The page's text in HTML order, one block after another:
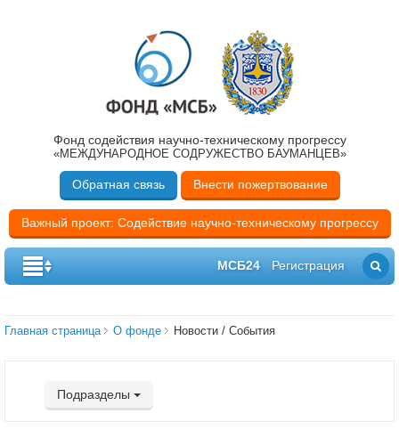
Фонд содействия научно-техническому прогрессу
«МЕЖДУНАРОДНОЕ СОДРУЖЕСТВО БАУМАНЦЕВ»
Обратная связь Внести пожертвование
Важный проект: Содействие научно-техническому прогрессу
МСБ24 Регистрация
Главная страница О фонде Новости / События
Подразделы